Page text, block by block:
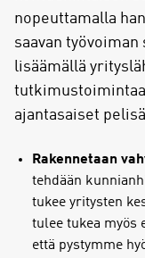
nopeuttamalla
saavan työvoiman
lisäämällä
ajantasaiset
Rakennetaan
tehdään
tukee yritysten
tulee tukea myös
että pystymme